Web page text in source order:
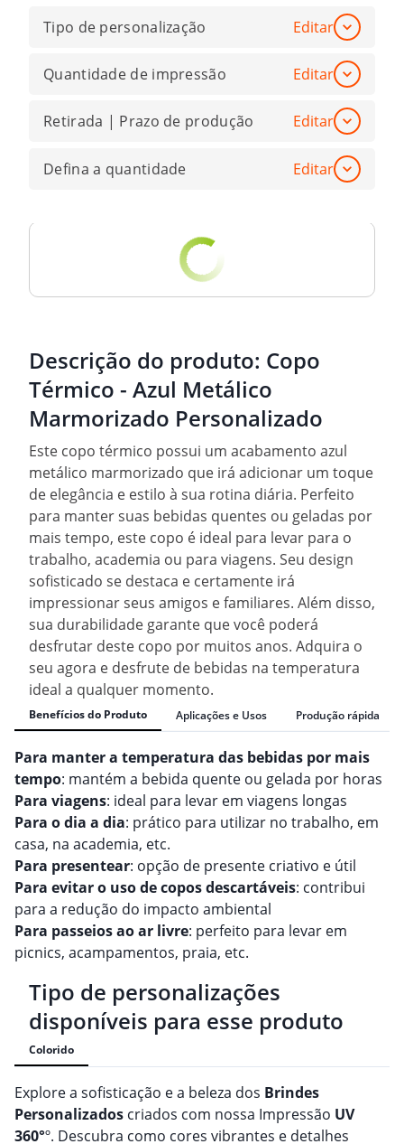
Tipo de personalização Editar
Quantidade de impressão Editar
Retirada | Prazo de produção Editar
Defina a quantidade Editar
Descrição do produto: Copo
Térmico - Azul Metálico
Marmorizado Personalizado
Este copo térmico possui um acabamento azul
metálico marmorizado que irá adicionar um toque
de elegância e estilo à sua rotina diária. Perfeito
para manter suas bebidas quentes ou geladas por
mais tempo, este copo é ideal para levar para o
trabalho, academia ou para viagens. Seu design
sofisticado se destaca e certamente irá
impressionar seus amigos e familiares. Além disso,
sua durabilidade garante que você poderá
desfrutar deste copo por muitos anos. Adquira o
seu agora e desfrute de bebidas na temperatura
ideal a qualquer momento.
Benefícios do Produto Aplicações e Usos Produção rápida
Para manter a temperatura das bebidas por mais
tempo: mantém a bebida quente ou gelada por horas
Para viagens: ideal para levar em viagens longas
Para o dia a dia: prático para utilizar no trabalho, em
casa, na academia, etc.
Para presentear: opção de presente criativo e útil
Para evitar o uso de copos descartáveis: contribui
para a redução do impacto ambiental
Para passeios ao ar livre: perfeito para levar em
picnics, acampamentos, praia, etc.
Tipo de personalizações
disponíveis para esse produto
Colorido
Explore a sofisticação e a beleza dos Brindes
Personalizados criados com nossa Impressão UV
360°º. Descubra como cores vibrantes e detalhes